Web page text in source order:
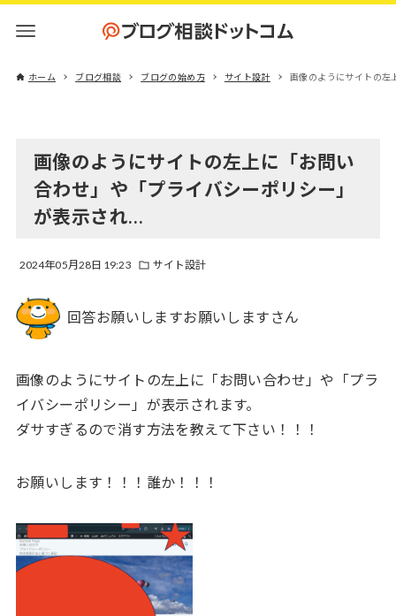
ホーム ブログ相談 ブログの始め方 サイト設計 画像のようにサイトの左
画像のようにサイトの左上に「お問い
合わせ」や「プライバシーポリシー」
が表示され…
2024年05月28日 19:23 サイト設計
回答お願いしますお願いしますさん
画像のようにサイトの左上に「お問い合わせ」や「プラ
イバシーポリシー」が表示されます。
ダサすぎるので消す方法を教えて下さい！！！
お願いします！！！誰か！！！